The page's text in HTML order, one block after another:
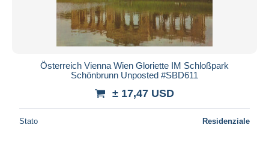
Österreich Vienna Wien Gloriette IM Schloßpark
Schönbrunn Unposted #SBD611
± 17,47 USD
Stato Residenziale